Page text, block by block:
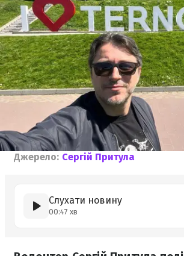
Джерело: Сергій Притула
Слухати новину
00:47 хв